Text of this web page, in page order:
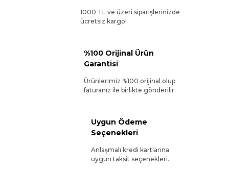
1000 TL ve üzeri siparişlerinizde
ücretsiz kargo!
%100 Orijinal Ürün
Garantisi
Ürünlerimiz %100 orijinal olup
faturanız ile birlikte gönderilir.
Uygun Ödeme
Seçenekleri
Anlaşmalı kredi kartlarına
uygun taksit seçenekleri.